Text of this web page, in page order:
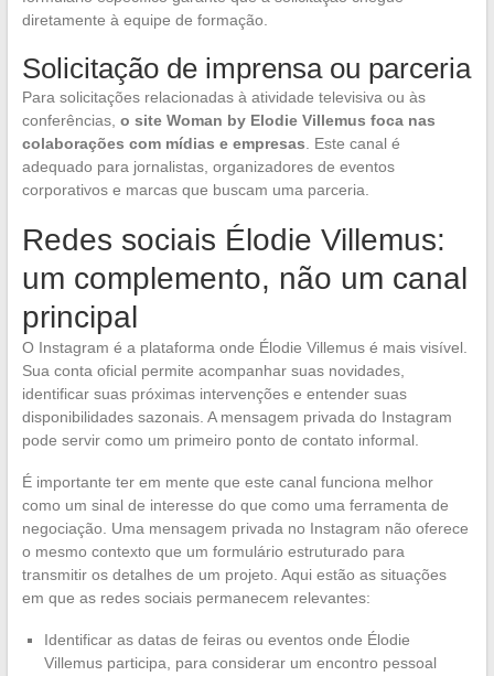
diretamente à equipe de formação.
Solicitação de imprensa ou parceria
Para solicitações relacionadas à atividade televisiva ou às
conferências, o site Woman by Elodie Villemus foca nas
colaborações com mídias e empresas. Este canal é
adequado para jornalistas, organizadores de eventos
corporativos e marcas que buscam uma parceria.
Redes sociais Élodie Villemus:
um complemento, não um canal
principal
O Instagram é a plataforma onde Élodie Villemus é mais visível.
Sua conta oficial permite acompanhar suas novidades,
identificar suas próximas intervenções e entender suas
disponibilidades sazonais. A mensagem privada do Instagram
pode servir como um primeiro ponto de contato informal.
É importante ter em mente que este canal funciona melhor
como um sinal de interesse do que como uma ferramenta de
negociação. Uma mensagem privada no Instagram não oferece
o mesmo contexto que um formulário estruturado para
transmitir os detalhes de um projeto. Aqui estão as situações
em que as redes sociais permanecem relevantes:
Identificar as datas de feiras ou eventos onde Élodie
Villemus participa, para considerar um encontro pessoal